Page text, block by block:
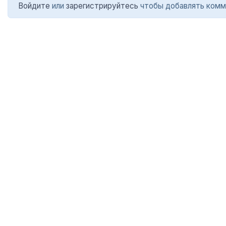
Войдите или зарегистрируйтесь чтобы добавлять